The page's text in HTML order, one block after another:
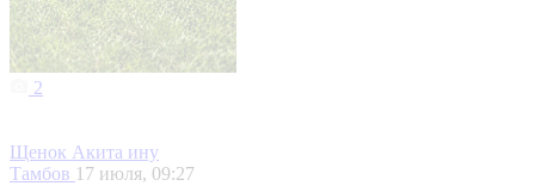
2
Щенок Акита ину
Тамбов 17 июля, 09:27